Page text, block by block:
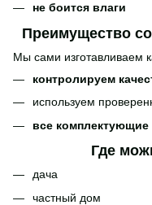
не боится влаги
Преимущество
Мы сами изготавливаем
контролируем
используем
все комплектующие
Где
дача
частный дом